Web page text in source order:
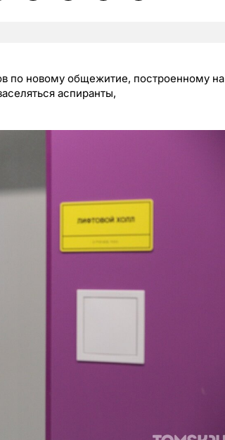
по новому общежитие, построенному на
аспиранты,